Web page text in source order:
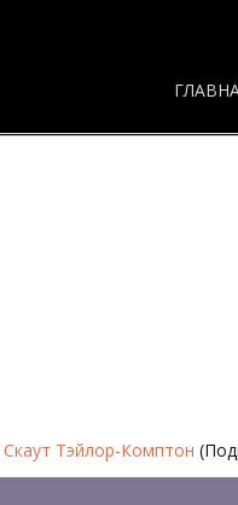
Скаут Тэйлор-Комптон